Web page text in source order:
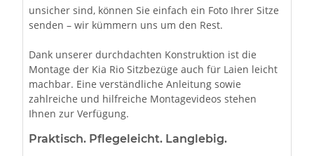
unsicher sind, können Sie einfach ein Foto Ihrer Sitze
senden – wir kümmern uns um den Rest.
Dank unserer durchdachten Konstruktion ist die
Montage der Kia Rio Sitzbezüge auch für Laien leicht
machbar. Eine verständliche Anleitung sowie
zahlreiche und hilfreiche Montagevideos stehen
Ihnen zur Verfügung.
Praktisch. Pflegeleicht. Langlebig.